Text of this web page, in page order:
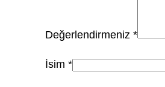
Değerlendirmeniz*
İsim*